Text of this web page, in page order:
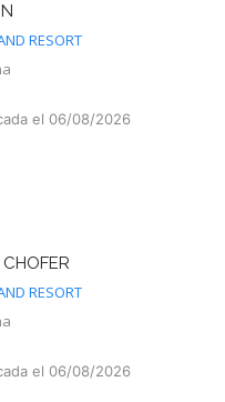
RESORT
el 06/08/2026
RESORT
el 06/08/2026